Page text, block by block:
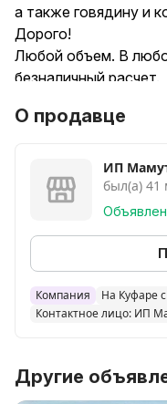
а также говядину и
Дорого!
Любой объем. В
безналичный расчет.
О продавце
ИП
был(а) 41
Компания
На Куфаре
Контактное лицо: ИП
Другие